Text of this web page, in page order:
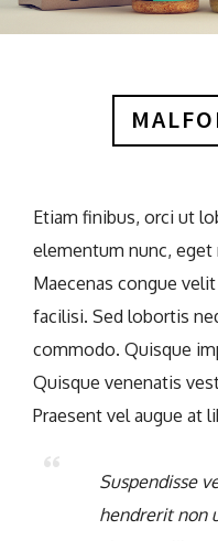
Etiam finibus, orci ut
elementum nunc, eget
Maecenas congue
facilisi. Sed lobortis
commodo. Quisque
Quisque venenatis
Praesent vel augue at
Suspendisse
hendrerit non